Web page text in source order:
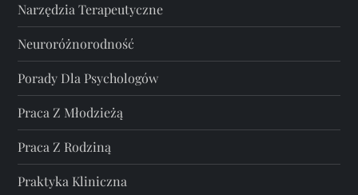
Narzędzia Terapeutyczne
Neuroróżnorodność
Porady Dla Psychologów
Praca Z Młodzieżą
Praca Z Rodziną
Praktyka Kliniczna